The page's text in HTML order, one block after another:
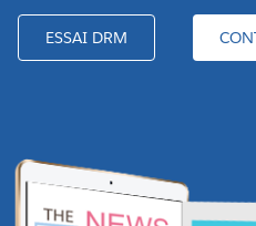
ESSAI DRM